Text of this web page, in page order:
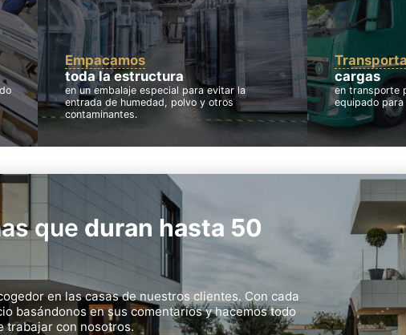
Empacamos
toda la estructura
en un embalaje especial para evitar la
entrada de humedad, polvo y otros
contaminantes.
cargas
en transporte
equipado
que duran hasta 50
en las casas de nuestros clientes. Con cada
basándonos en sus comentarios y hacemos todo
trabajar con nosotros.